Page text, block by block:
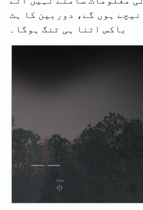
ہوں گے، دوربین کا ہٹ
باکس اتنا ہی تنگ ہوگا۔